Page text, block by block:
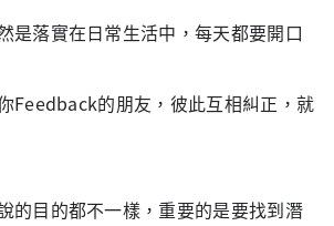
是落實在日常生活中，每天都要開口
Feedback的朋友，彼此互相糾正，就
的目的都不一樣，重要的是要找到潛